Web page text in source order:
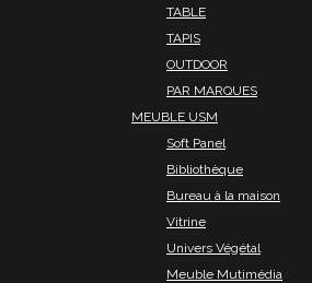
TABLE
TAPIS
OUTDOOR
PAR MARQUES
MEUBLE USM
Soft Panel
Bibliothèque
Bureau à la maison
Vitrine
Univers Végétal
Meuble Mutimédia